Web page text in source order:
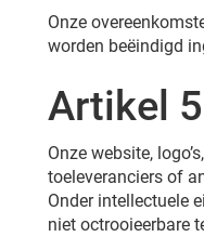
Onze
worden beëindigd
Artikel
Onze website,
toeleveranciers of
Onder intellectuele
niet octrooieerbare